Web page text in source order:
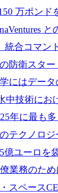
に 200 万
万ポン
を買収し
よりシー
統合コマン
する無人シ
達します
防衛スタ
ッカソン
にはデー
はそれを
中技術にお
組むために
年に最も
テクノロ
と Tech.eu
億ユーロを
の立ち
な野望
業務のため
スペース